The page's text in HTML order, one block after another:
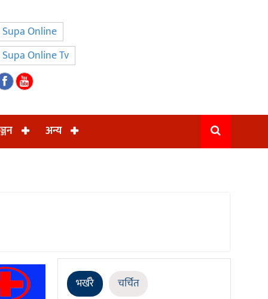
Supa Online
Supa Online Tv
अन्य
भर्खरै चर्चित